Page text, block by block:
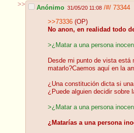
>> Anónimo 31/05/20 11:08 /#/ 73344
>>73336 (OP)
No anon, en realidad todo
>¿Matar a una persona
Desde mi punto de vista está
matarlo?Caemos aquí en la
¿Una constitución dicta si
¿Puede alguien decidir sobre
>¿Matar a una persona
¿Matarías a una persona